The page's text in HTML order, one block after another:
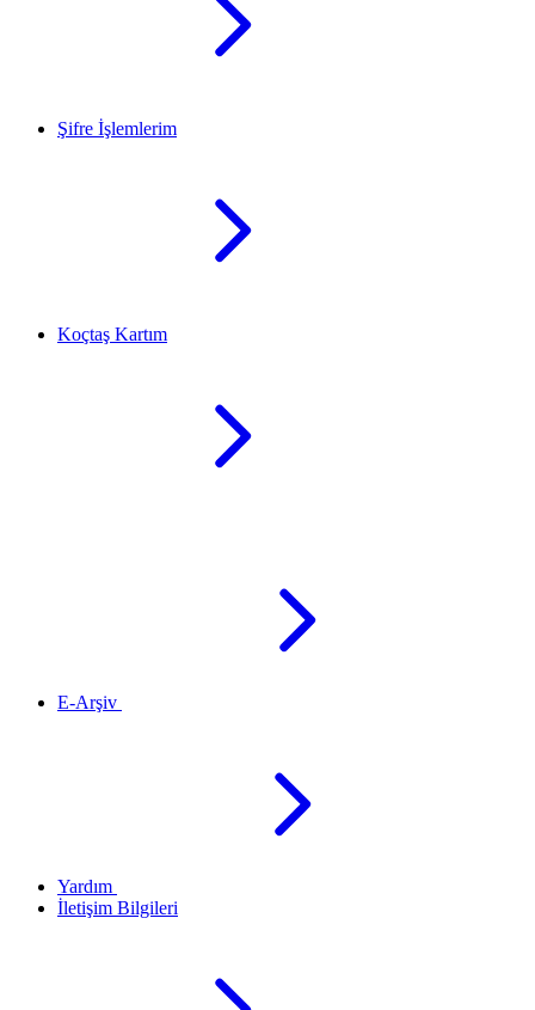
Şifre İşlemlerim
Koçtaş Kartım
E-Arşiv
Yardım
İletişim Bilgileri